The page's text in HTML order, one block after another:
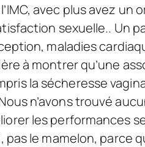
avec plus avez un
sexuelle.. Un
maladies
à montrer qu’une
la sécheresse
n’avons trouvé
les performances
le mamelon, parce